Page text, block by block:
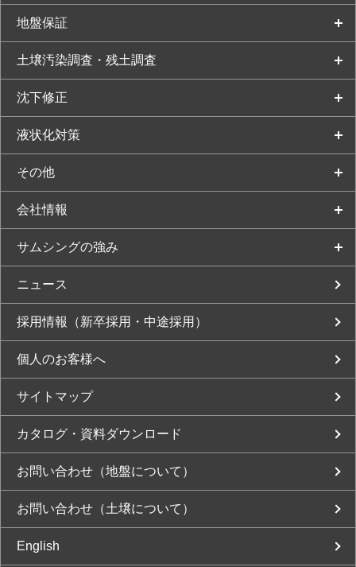
地盤保証
土壌汚染調査・残土調査
沈下修正
液状化対策
その他
会社情報
サムシングの強み
ニュース
採用情報（新卒採用・中途採用）
個人のお客様へ
サイトマップ
カタログ・資料ダウンロード
お問い合わせ（地盤について）
お問い合わせ（土壌について）
English